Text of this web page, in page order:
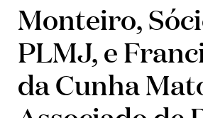
Monteiro,
PLMJ, e
da Cunha